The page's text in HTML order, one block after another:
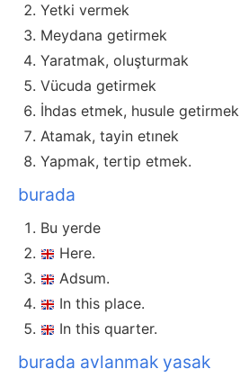
Yetki vermek
Meydana getirmek
Yaratmak, oluşturmak
Vücuda getirmek
İhdas etmek, husule getirmek
Atamak, tayin etınek
Yapmak, tertip etmek.
burada
Bu yerde
Here.
Adsum.
In this place.
In this quarter.
burada avlanmak yasak